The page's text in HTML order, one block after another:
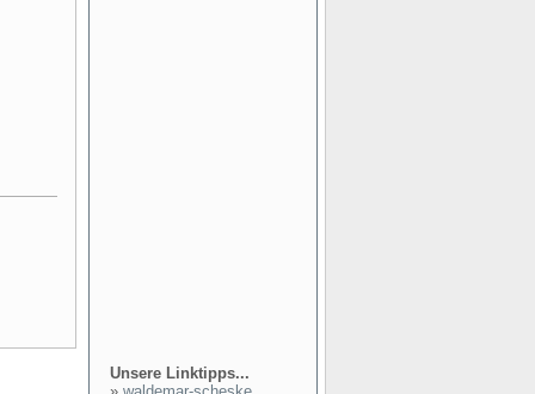
Unsere Linktipps...